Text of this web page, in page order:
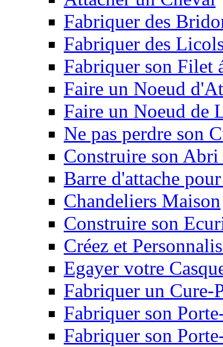
Fabriquer des
Fabriquer des
Fabriquer son Filet
Faire un Noeud
Faire un Noeud de
Ne pas perdre son
Construire son
Barre d'attache
Chandeliers Maison
Construire son
Créez et
Egayer votre
Fabriquer un Cure-
Fabriquer son
Fabriquer son